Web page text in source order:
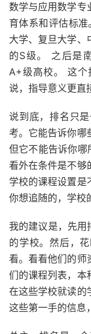
数学与应用数学专
育体系和评估标
大学、复旦大学、
的S级。 之后是
A+级高校。 这个
说，指导意义更直
说到底，排名只
考。它能告诉你哪
但它不能告诉你哪
看外在条件是不够
学校的课程设置是
你想追随的，学校
我的建议是，先用
的学校。然后，
看。看看他们的师
们的课程列表，本
在这些学校就读的
这些第一手的信息